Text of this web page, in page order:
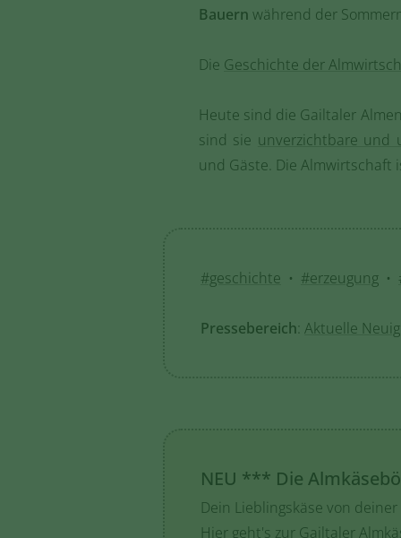
Bauern während der
Die Geschichte der
Heute sind die Gailtaler
sind sie unverzichtbare und
und Gäste. Die
#geschichte • #erzeugung •
Pressebereich: Aktuelle
NEU *** Die
Dein Lieblingskäse von
Hier geht's zur Gailtaler